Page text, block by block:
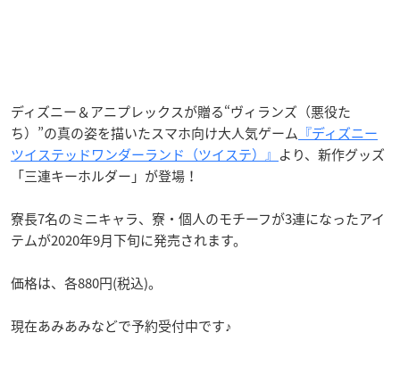
ディズニー＆アニプレックスが贈る“ヴィランズ（悪役た
ち）”の真の姿を描いたスマホ向け大人気ゲーム 『ディズニー
ツイステッドワンダーランド（ツイステ）』 より、新作グッズ
「三連キーホルダー」が登場！
寮長7名のミニキャラ、寮・個人のモチーフが3連になったアイ
テムが2020年9月下旬に発売されます。
価格は、各880円(税込)。
現在あみあみなどで予約受付中です♪